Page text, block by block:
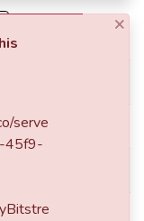
×
serve
45f9-